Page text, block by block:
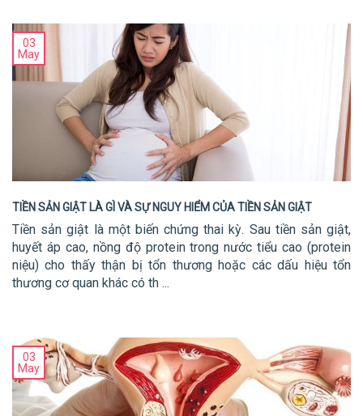
03
May
TIỀN SẢN GIẬT LÀ GÌ VÀ SỰ NGUY HIỂM CỦA TIỀN SẢN GIẬT
Tiền sản giật là một biến chứng thai kỳ. Sau tiền sản giật,
huyết áp cao, nồng độ protein trong nước tiểu cao (protein
niệu) cho thấy thận bị tổn thương hoặc các dấu hiệu tổn
thương cơ quan khác có th ...
03
May